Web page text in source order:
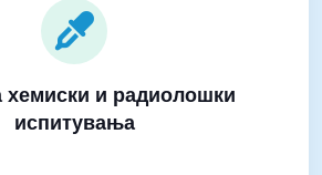
хемиски и радиолошки
испитувања